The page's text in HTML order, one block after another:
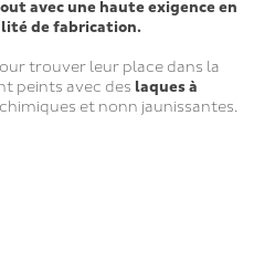
avec une haute exigence en
de fabrication.
trouver leur place dans la
peints avec des laques à
et nonn jaunissantes.